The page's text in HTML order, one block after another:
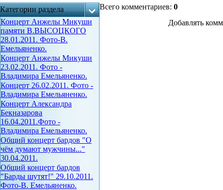
Категории раздела
Концерт Анжелы Микуши
памяти В.ВЫСОЦКОГО
28.01.2011. Фото-В.
Емельяненко.
Концерт Анжелы Микуши
23.02.2011. Фото -
Владимира Емельяненко.
Концерт 26.02.2011. Фото -
Владимира Емельяненко.
Концерт Александра
Бекназарова
16.04.2011.Фото -
Владимира Емельяненко.
Общий концерт бардов "О
чём думают мужчины..."
30.04.2011.
Общий концерт бардов
"Барды шутят!" 29.10.2011.
Фото-В. Емельяненко.
Всего комментариев: 0
Добавлять